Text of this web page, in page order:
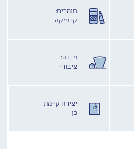
חומרים:
קרמיקה
מבנה:
ציבורי
יצירה קיימת
כן